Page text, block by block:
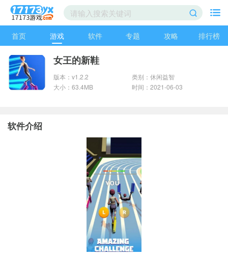
首页 游戏 软件 专题 攻略 排行榜
女王的新鞋
版本：v1.2.2
类别：休闲益智
大小：63.4MB
时间：2021-06-03
软件介绍